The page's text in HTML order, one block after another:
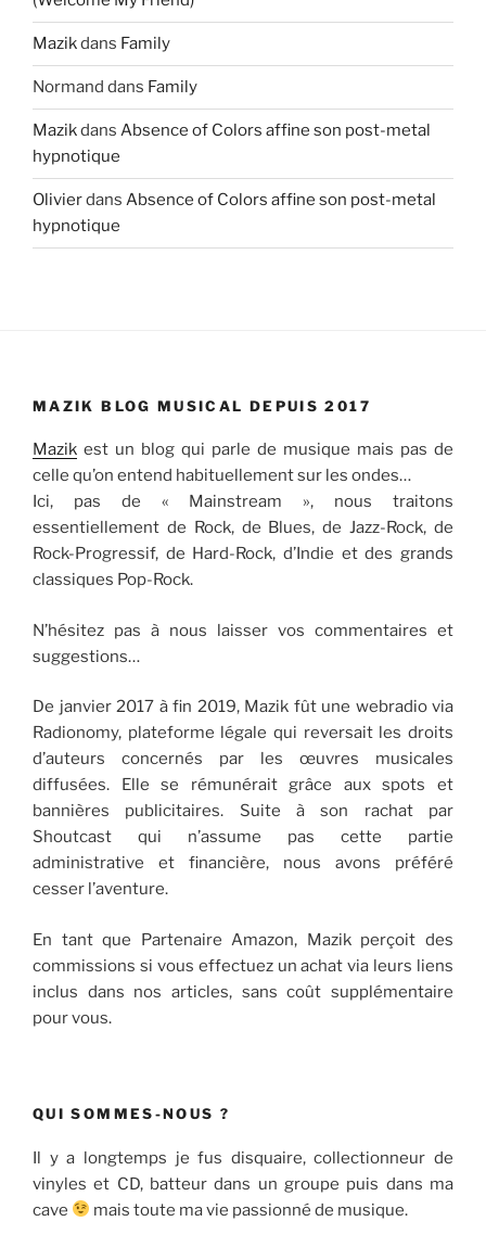
Mazikdans Family
Normand dans Family
Mazikdans Absence of Colors affine son post-metal
hypnotique
Olivierdans Absence of Colors affine son post-metal
hypnotique
MAZIK BLOG MUSICAL DEPUIS 2017
Mazik est un blog qui parle de musique mais pas de
celle qu’on entend habituellement sur les ondes…
Ici, pas de « Mainstream », nous traitons
essentiellement de Rock, de Blues, de Jazz-Rock, de
Rock-Progressif, de Hard-Rock, d’Indie et des grands
classiques Pop-Rock.
N’hésitez pas à nous laisser vos commentaires et
suggestions…
De janvier 2017 à fin 2019, Mazik fût une webradio via
Radionomy, plateforme légale qui reversait les droits
d’auteurs concernés par les œuvres musicales
diffusées. Elle se rémunérait grâce aux spots et
bannières publicitaires. Suite à son rachat par
Shoutcast qui n’assume pas cette partie
administrative et financière, nous avons préféré
cesser l’aventure.
En tant que Partenaire Amazon, Mazik perçoit des
commissions si vous effectuez un achat via leurs liens
inclus dans nos articles, sans coût supplémentaire
pour vous.
QUI SOMMES-NOUS ?
Il y a longtemps je fus disquaire, collectionneur de
vinyles et CD, batteur dans un groupe puis dans ma
cave
mais toute ma vie passionné de musique.